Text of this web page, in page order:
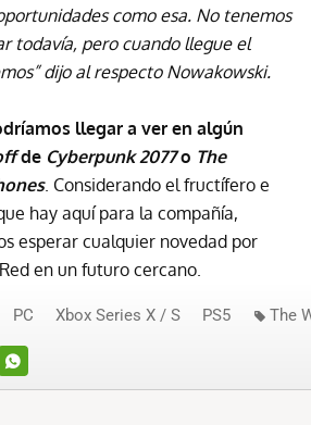
como esa. No tenemos
todavía, pero cuando llegue el
dijo al respecto Nowakowski.
llegar a ver en algún
de Cyberpunk 2077o The
. Considerando el fructífero e
hay aquí para la compañía,
esperar cualquier novedad por
en un futuro cercano.
PC Xbox Series X / S PS5 The